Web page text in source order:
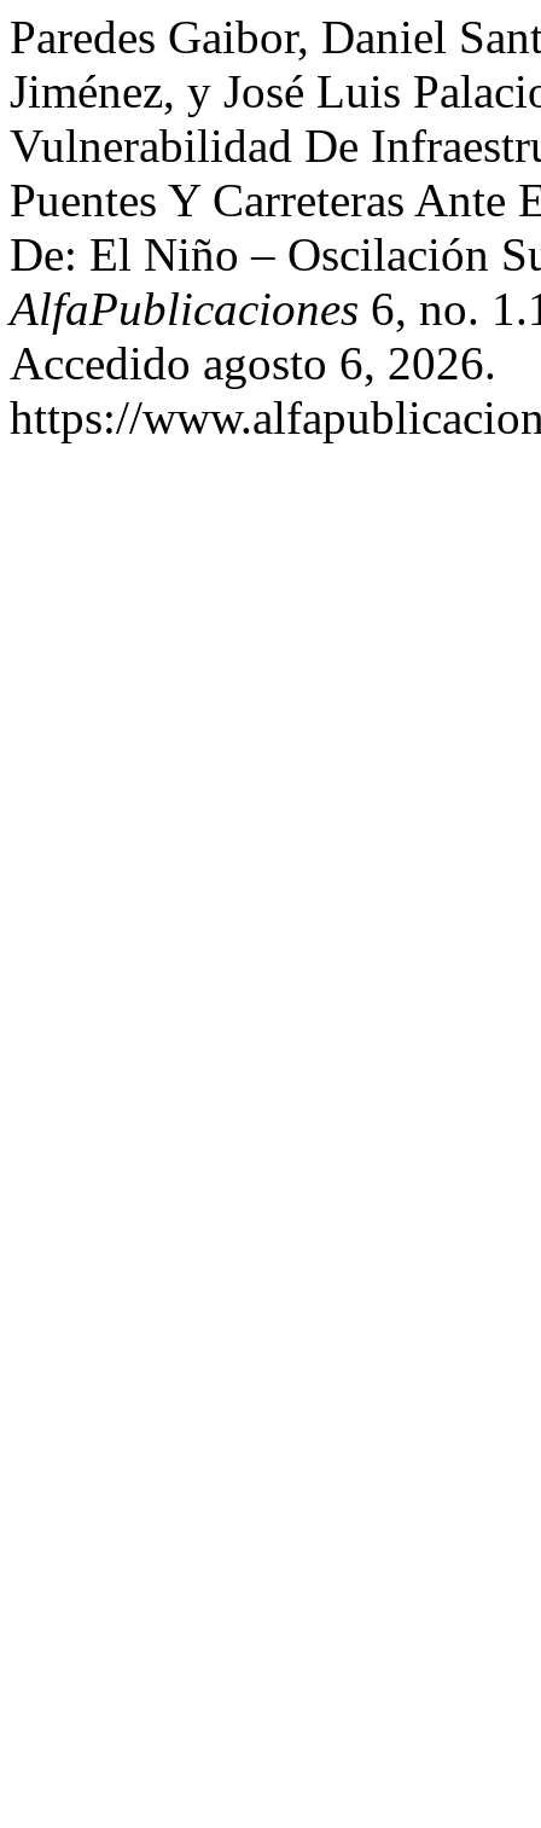
Paredes Gaibor, Daniel
Jiménez, y José Luis
Vulnerabilidad De
Puentes Y Carreteras Ante
De: El Niño – Oscilación
AlfaPublicaciones 6, no.
Accedido agosto 6, 2026.
https://